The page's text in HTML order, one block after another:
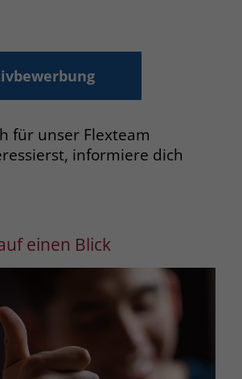
für unser Flexteam
informiere dich
einen Blick